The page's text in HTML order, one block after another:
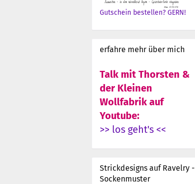
Gutschein bestellen? GERN!
erfahre mehr über mich
Talk mit Thorsten &
der Kleinen
Wollfabrik auf
Youtube:
>> los geht's <<
Strickdesigns auf Ravelry -
Sockenmuster